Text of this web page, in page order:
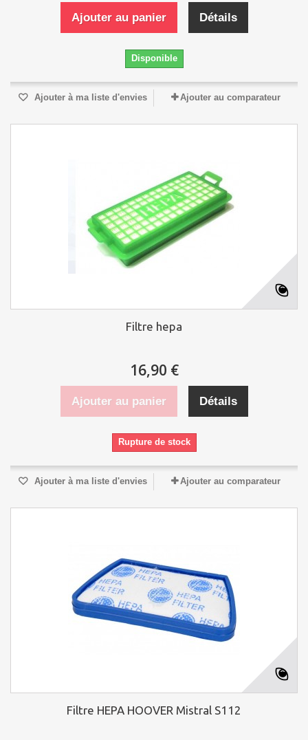
Ajouter au panier Détails
Disponible
Ajouter à ma liste d'envies Ajouter au comparateur
Filtre hepa
16,90 €
Ajouter au panier Détails
Rupture de stock
Ajouter à ma liste d'envies Ajouter au comparateur
Filtre HEPA HOOVER Mistral S112